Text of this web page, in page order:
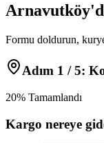
Arnavutköy
Formu doldurun,
Adım 1 / 5:
20% Tamamlandı
Kargo nereye